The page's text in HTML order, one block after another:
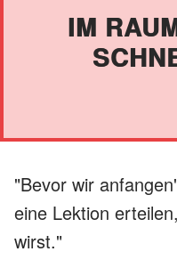
IM
"Bevor wir
eine Lektion
wirst."